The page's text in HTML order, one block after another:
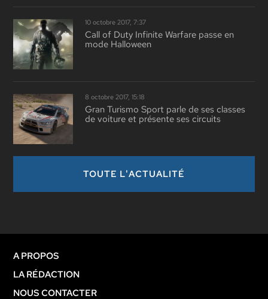
10 octobre 2017, 7:37
Call of Duty Infinite Warfare passe en
mode Halloween
8 octobre 2017, 15:18
Gran Turismo Sport parle de ses classes
de voiture et présente ses circuits
TOUTE L'ACTUALITÉ
A PROPOS
LA RÉDACTION
NOUS CONTACTER